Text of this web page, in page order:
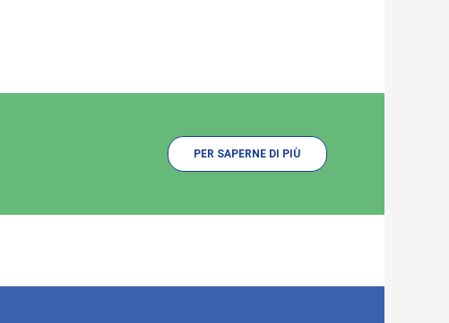
PER SAPERNE DI PIÙ